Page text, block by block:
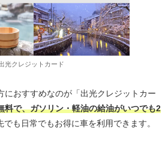
光クレジットカード
におすすめなのが「出光クレジットカー
料で、ガソリン・軽油の給油がいつでも2
でも日常でもお得に車を利用できます。